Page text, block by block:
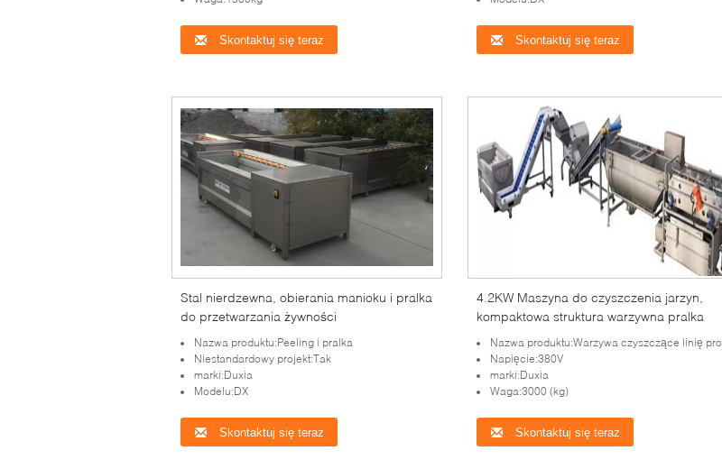
Skontaktuj się teraz Skontaktuj się teraz
Stal nierdzewna, obierania manioku i pralka
do przetwarzania żywności
Nazwa produktu:Peeling i pralka
Niestandardowy projekt:Tak
marki:Duxia
Modelu:DX
Skontaktuj się teraz
4.2KW Maszyna do czyszczenia jarzyn,
kompaktowa struktura warzywna pralka
Nazwa produktu:Warzywa czyszczące linię produkcyjną przetwarzania
Napięcie:380V
marki:Duxia
Waga:3000 (kg)
Skontaktuj się teraz